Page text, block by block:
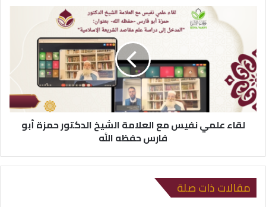
لقاء علمي نفيس مع العلامة الشيخ الدكتور حمزة أبو
فارس حفظه الله
مقالات ذات صلة